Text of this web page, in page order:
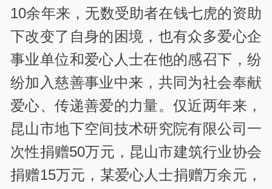
10余年来，无数受助者在钱七虎的资助
下改变了自身的困境，也有众多爱心企
事业单位和爱心人士在他的感召下，纷
纷加入慈善事业中来，共同为社会奉献
爱心、传递善爱的力量。仅近两年来，
昆山市地下空间技术研究院有限公司一
次性捐赠50万元，昆山市建筑行业协会
捐赠15万元，某爱心人士捐赠万余元，